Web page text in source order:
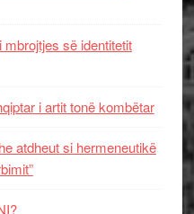
së identitetit
i artit tonë kombëtar
atdheut si hermeneutikë